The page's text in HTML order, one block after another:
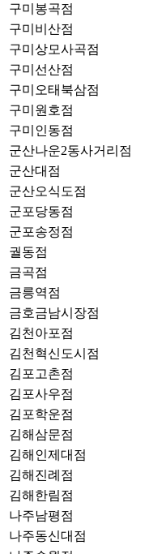
구미봉곡점
구미비산점
구미상모사곡점
구미선산점
구미오태북삼점
구미원호점
구미인동점
군산나운2동사거리점
군산대점
군산오식도점
군포당동점
군포송정점
궐동점
금곡점
금릉역점
금호금남시장점
김천아포점
김천혁신도시점
김포고촌점
김포사우점
김포학운점
김해삼문점
김해인제대점
김해진례점
김해한림점
나주남평점
나주동신대점